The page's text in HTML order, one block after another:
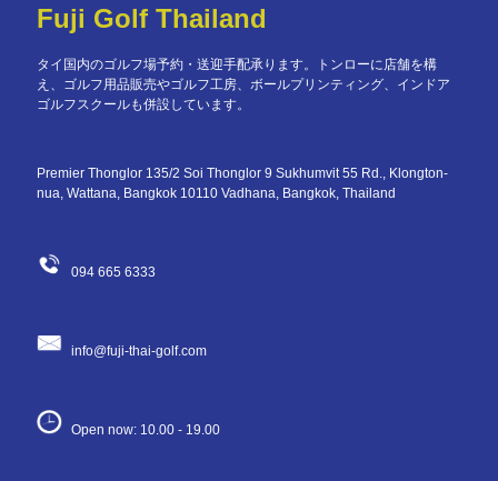
Fuji Golf Thailand
タイ国内のゴルフ場予約・送迎手配承ります。トンローに店舗を構
え、ゴルフ用品販売やゴルフ工房、ボールプリンティング、インドア
ゴルフスクールも併設しています。
Premier Thonglor 135/2 Soi Thonglor 9 Sukhumvit 55 Rd., Klongton-
nua, Wattana, Bangkok 10110 Vadhana, Bangkok, Thailand
094 665 6333
info@fuji-thai-golf.com
Open now: 10.00 - 19.00